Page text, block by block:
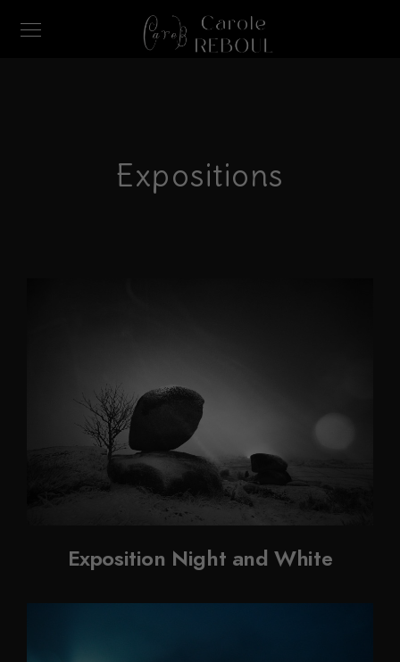
Expositions
Exposition Night and White